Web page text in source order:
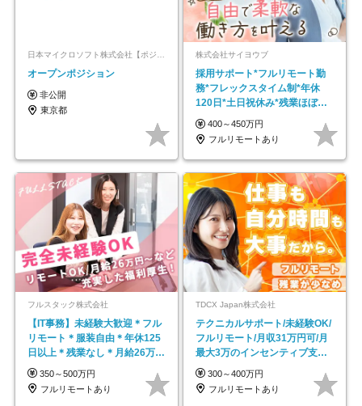
日本マイクロソフト株式会社【ポジションマッチ登録】
オープンポジション
非公開
東京都
株式会社サイヨウブ
採用サポート*フルリモート勤
務*フレックスタイム制*年休
120日*土日祝休み*残業ほぼな
し*育児中社員8割以上
400～450万円
フルリモートあり
フルスタック株式会社
【IT事務】未経験大歓迎＊フル
リモート＊服装自由＊年休125
日以上＊残業なし＊月給26万円
以上
350～500万円
フルリモートあり
TDCX Japan株式会社
テクニカルサポート/未経験OK/
フルリモート/月収31万円可/月
最大3万のインセンティブ支給/
平均年齢33歳
300～400万円
フルリモートあり